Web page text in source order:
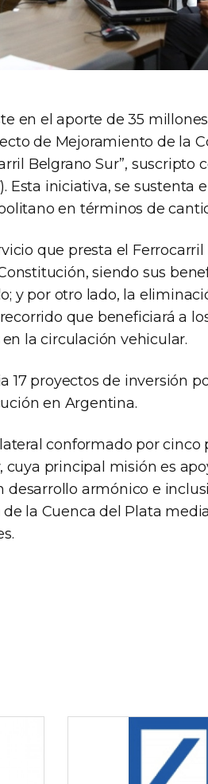
en el aporte de 35 millones
de Mejoramiento de la
Belgrano Sur”, suscripto
Esta iniciativa, se sustenta
en términos de
que presta el Ferrocarril
siendo sus
y por otro lado, la
que beneficiará a
la circulación vehicular.
proyectos de inversión
en Argentina.
conformado por cinco
cuya principal misión es
desarrollo armónico e
la Cuenca del Plata